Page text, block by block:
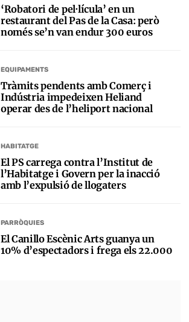
‘Robatori de pel·lícula’ en un
restaurant del Pas de la Casa: però
només se’n van endur 300 euros
EQUIPAMENTS
Tràmits pendents amb Comerç i
Indústria impedeixen Heliand
operar des de l’heliport nacional
HABITATGE
El PS carrega contra l’Institut de
l’Habitatge i Govern per la inacció
amb l’expulsió de llogaters
PARRÒQUIES
El Canillo Escènic Arts guanya un
10% d’espectadors i frega els 22.000